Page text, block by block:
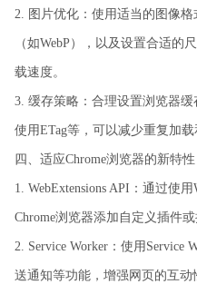
2. 图片优化：使用适当的图像
（如WebP），以及设置合适的
载速度。
3. 缓存策略：合理设置浏览器缓
使用ETag等，可以减少重复加载
四、适应Chrome浏览器的新特性
1. WebExtensions API：通过使
Chrome浏览器添加自定义插件或
2. Service Worker：使用Service
送通知等功能，增强网页的互动